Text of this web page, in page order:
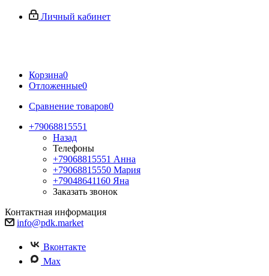
Личный кабинет
Корзина0
Отложенные0
Сравнение товаров0
+79068815551
Назад
Телефоны
+79068815551 Анна
+79068815550 Мария
+79048641160 Яна
Заказать звонок
Контактная информация
info@pdk.market
Вконтакте
Max